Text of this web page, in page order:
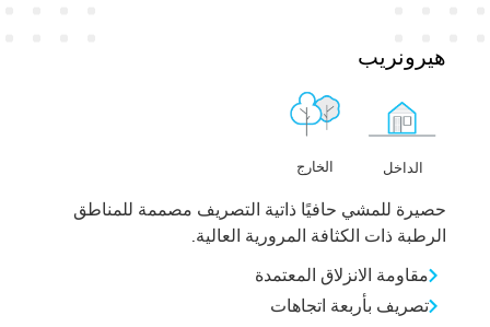
هيرونريب
الداخل الخارج
حصيرة للمشي حافيًا ذاتية التصريف مصممة للمناطق
الرطبة ذات الكثافة المرورية العالية.
مقاومة الانزلاق المعتمدة
تصريف بأربعة اتجاهات